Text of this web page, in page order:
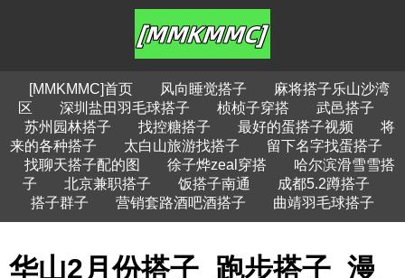
[MMKMMC]首页 风向睡觉搭子
麻将搭子乐山沙湾
区
深圳盐田羽毛球搭子 桢桢子穿搭
武邑搭子
苏州园林搭子
找控糖搭子 最好的蛋搭子视频
将
来的各种搭子
太白山旅游找搭子
留下名字找蛋搭子
找聊天搭子配的图
徐子烨zeal穿搭
哈尔滨滑雪雪搭
子
北京兼职搭子 饭搭子南通
成都5.2蹲搭子
搭子群子
营销套路酒吧酒搭子 曲靖羽毛球搭子
华山2月份搭子_跑步搭子_漫